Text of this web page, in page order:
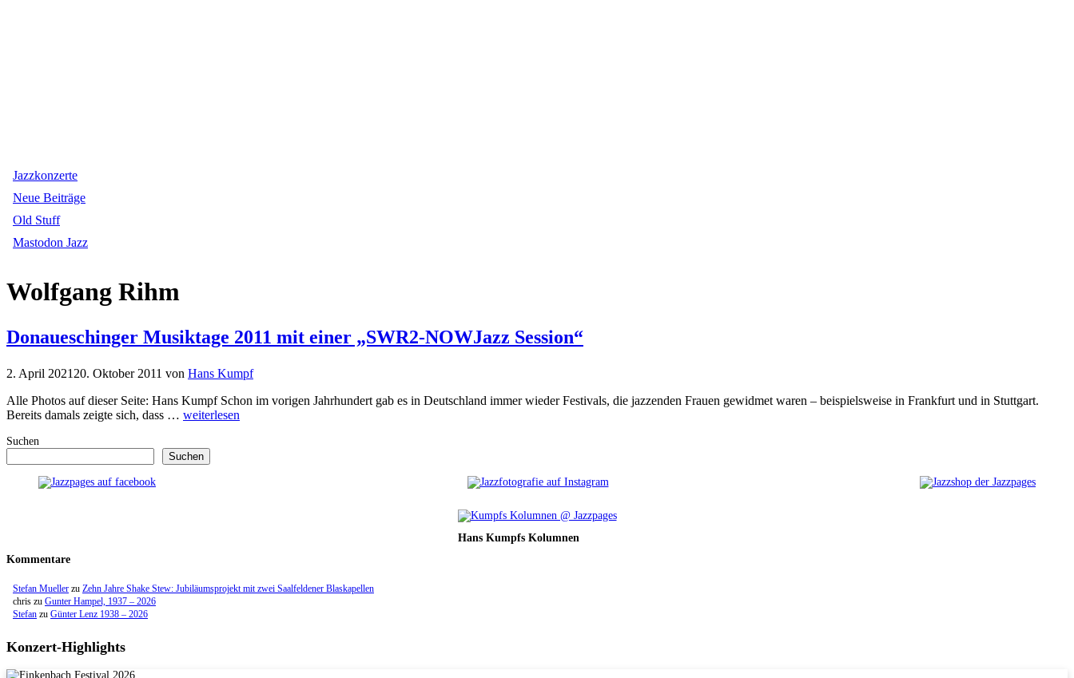
Jazzkonzerte
Neue Beiträge
Old Stuff
Mastodon Jazz
Wolfgang Rihm
Donaueschinger Musiktage 2011 mit einer „SWR2-NOWJazz Session“
2. April 2021 20. Oktober 2011 von Hans Kumpf
Alle Photos auf dieser Seite: Hans Kumpf Schon im vorigen Jahrhundert gab es in Deutschland immer wieder Festivals, die jazzenden Frauen gewidmet waren – beispielsweise in Frankfurt und in Stuttgart.
Bereits damals zeigte sich, dass … weiterlesen
Suchen
Suchen
Hans Kumpfs Kolumnen
Kommentare
Stefan Mueller zu Zehn Jahre Shake Stew: Jubiläumsprojekt mit zwei Saalfeldener Blaskapellen
chris zu Gunter Hampel, 1937 – 2026
Stefan zu Günter Lenz 1938 – 2026
Konzert-Highlights